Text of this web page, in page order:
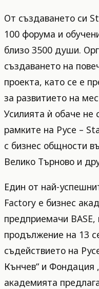
От създаването си
100 форума и
близо 3500 души.
създаването на
проекта, като се е
за развитието на
Усилията ѝ обаче не
рамките на Русе –
с бизнес общности
Велико Търново и
Един от най-
Factory е бизнес
предприемачи
продължение на 13
съдействието на
Кънчев“ и Фондация
академията